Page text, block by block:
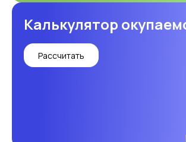
Калькулятор
Рассчитать